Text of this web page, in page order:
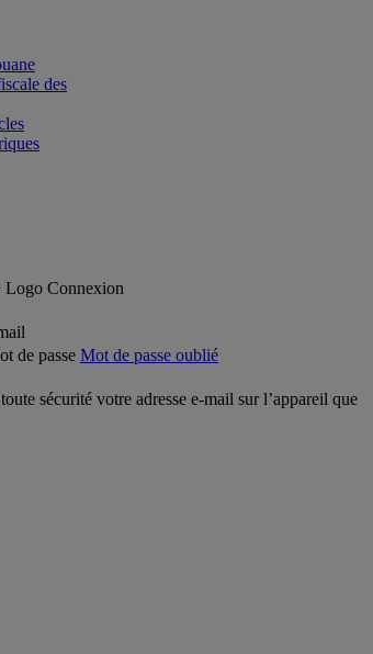
des
Connexion
de passe Mot de passe oublié
sécurité votre adresse e-mail sur l’appareil que